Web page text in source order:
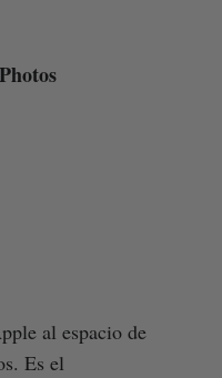
al espacio de
Es el